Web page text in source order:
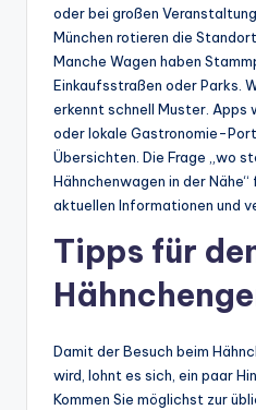
oder bei großen
München rotieren die
Manche Wagen haben
Einkaufsstraßen oder Parks.
erkennt schnell Muster. Apps
oder lokale Gastronomie-
Übersichten. Die Frage „wo
Hähnchenwagen in der
aktuellen Informationen und
Tipps für
Damit der Besuch beim
wird, lohnt es sich, ein paar
Kommen Sie möglichst zur